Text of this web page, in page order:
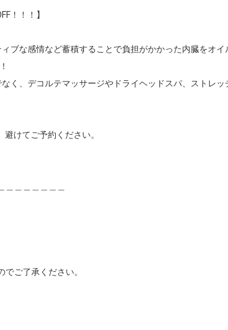
！！！】
ブな感情など蓄積することで負担がかかった内臓をオ
く、デコルテマッサージやドライヘッドスパ、ストレ
けてご予約ください。
ご了承ください。